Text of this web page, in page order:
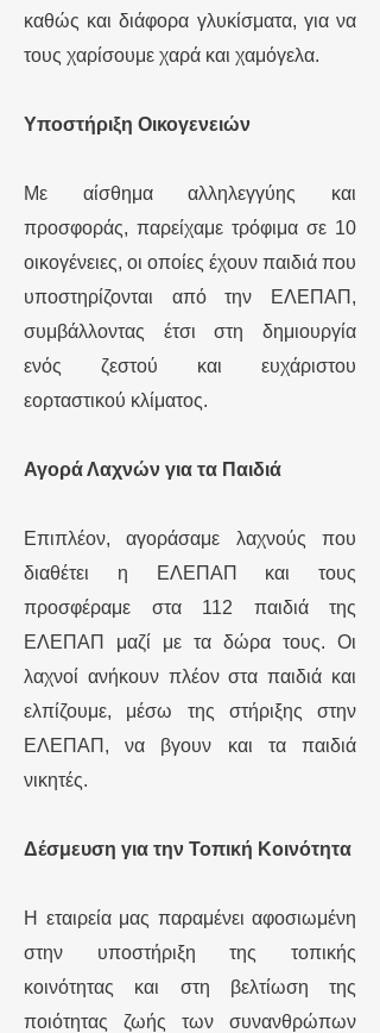
καθώς και διάφορα γλυκίσματα, για να
τους χαρίσουμε χαρά και χαμόγελα.
Υποστήριξη Οικογενειών
Με αίσθημα αλληλεγγύης και
προσφοράς, παρείχαμε τρόφιμα σε 10
οικογένειες, οι οποίες έχουν παιδιά που
υποστηρίζονται από την ΕΛΕΠΑΠ,
συμβάλλοντας έτσι στη δημιουργία
ενός ζεστού και ευχάριστου
εορταστικού κλίματος.
Αγορά Λαχνών για τα Παιδιά
Επιπλέον, αγοράσαμε λαχνούς που
διαθέτει η ΕΛΕΠΑΠ και τους
προσφέραμε στα 112 παιδιά της
ΕΛΕΠΑΠ μαζί με τα δώρα τους. Οι
λαχνοί ανήκουν πλέον στα παιδιά και
ελπίζουμε, μέσω της στήριξης στην
ΕΛΕΠΑΠ, να βγουν και τα παιδιά
νικητές.
Δέσμευση για την Τοπική Κοινότητα
Η εταιρεία μας παραμένει αφοσιωμένη
στην υποστήριξη της τοπικής
κοινότητας και στη βελτίωση της
ποιότητας ζωής των συνανθρώπων